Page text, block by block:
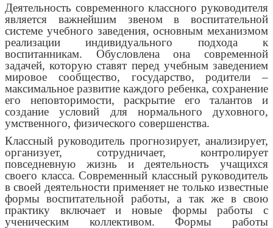
Деятельность современного классного руководителя
является важнейшим звеном в воспитательной
системе учебного заведения, основным механизмом
реализации индивидуального подхода к
воспитанникам. Обусловлена она современной
задачей, которую ставят перед учебным заведением
мировое сообщество, государство, родители –
максимальное развитие каждого ребенка, сохранение
его неповторимости, раскрытие его талантов и
создание условий для нормального духовного,
умственного, физического совершенства.
Классный руководитель прогнозирует, анализирует,
организует, сотрудничает, контролирует
повседневную жизнь и деятельность учащихся
своего класса. Современный классный руководитель
в своей деятельности применяет не только известные
формы воспитательной работы, а так же в свою
практику включает и новые формы работы с
ученическим коллективом. Формы работы